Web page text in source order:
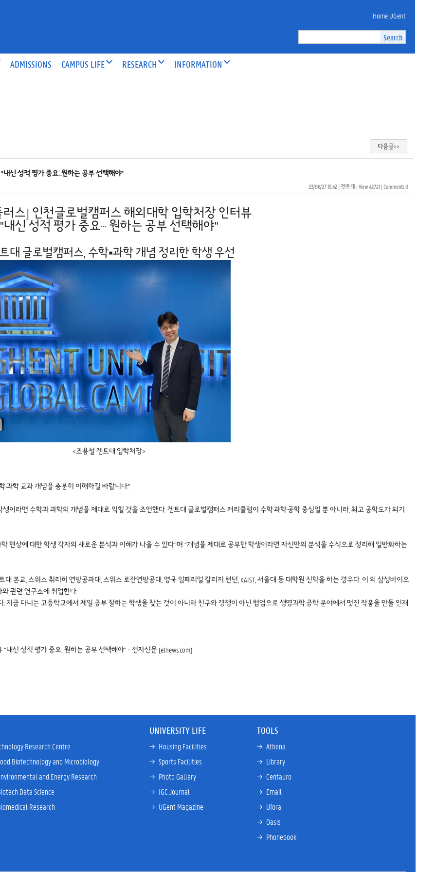
Home UGent
ADMISSIONS CAMPUS LIFE RESEARCH INFORMATION
다음글>>
신 성적 평가 중요…원하는 공부 선택해야”
23/06/27 15:42| 겐트대| View 42721| Comments 0
스] 인천글로벌캠퍼스 해외대학 입학처장 인터뷰
"내신 성적 평가 중요··· 원하는 공부 선택해야"
대 글로벌캠퍼스, 수학▪과학 개념 정리한 학생 우선
<조용철 겐트대 입학처장>
과학 교과 개념을 충분히 이해하길 바랍니다.”
이라면 수학과 과학의 개념을 제대로 익힐 것을 조언했다. 겐트대 글로벌캠퍼스 커리큘럼이 수학·과학·공학 중심일 뿐 아니라, 최고 공학도가 되기
현상에 대한 학생 각자의 새로운 분석과 이해가 나올 수 있다”며 “개념을 제대로 공부한 학생이라면 자신만의 분석을 수식으로 정리해 일반화하는
본교, 스위스 취리히 연방공과대, 스위스 로잔연방공대, 영국 임페리얼 칼리지 런던, KAIST, 서울대 등 대학원 진학을 하는 경우다. 이 외 삼성바이오
와 관련 연구소에 취업한다.
금 다니는 고등학교에서 제일 공부 잘하는 학생을 찾는 것이 아니라 친구와 경쟁이 아닌 협업으로 생명과학·공학 분야에서 멋진 작품을 만들 인재
신 성적 평가 중요…원하는 공부 선택해야” - 전자신문 (etnews.com)
Research Centre
Biotechnology and Microbiology
and Energy Research
Data Science
Research
UNIVERSITY LIFE
→ Housing Facilities
→ Sports Facilities
→ Photo Gallery
→ IGC Journal
→ UGent Magazine
TOOLS
→ Athena
→ Library
→ Centauro
→ Email
→ Ufora
→ Oasis
→ Phonebook